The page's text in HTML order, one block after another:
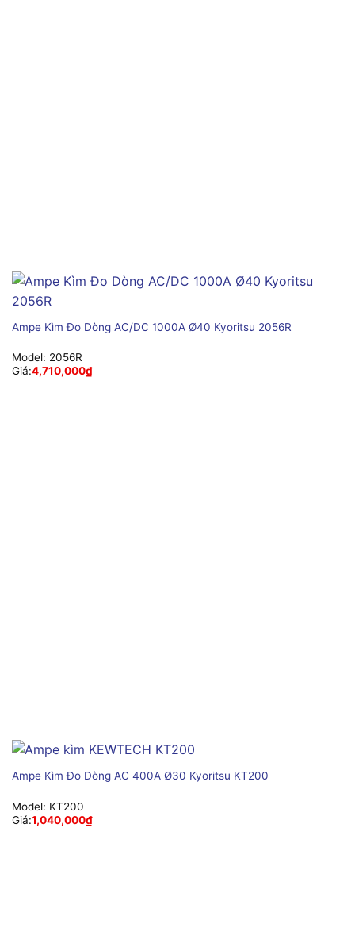
Ampe Kìm Đo Dòng AC/DC 1000A Ø40 Kyoritsu 2056R
Model: 2056R
Giá:4,710,000₫
Ampe Kìm Đo Dòng AC 400A Ø30 Kyoritsu KT200
Model: KT200
Giá:1,040,000₫